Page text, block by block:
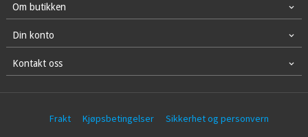
Om butikken
Din konto
Kontakt oss
Frakt Kjøpsbetingelser Sikkerhet og personvern